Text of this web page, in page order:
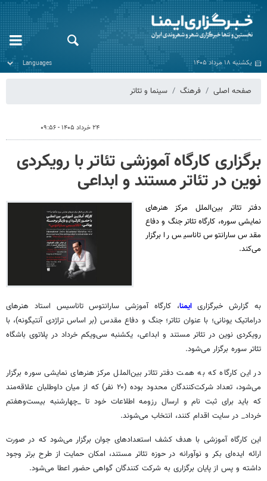
یکشنبه ۱۸ مرداد ۱۴۰۵
صفحه اصلی فرهنگ سینما و تئاتر
۲۴ خرداد ۱۴۰۵ - ۰۹:۵۶
برگزاری کارگاه آموزشی تئاتر با رویکردی
نوین در تئاتر مستند و ابداعی
دفتر تئاتر بین‌الملل مرکز هنرهای
نمایشی سوره، کارگاه تئاتر جنگ و دفاع
مقدس سارانتوس تاناسیس را برگزار
می‌کند.
به گزارش خبرگزاریایمنا، کارگاه آموزشی سارانتوس تاناسیس استاد هنرهای
دراماتیک یونانی؛ با عنوان تئاتر؛ جنگ و دفاع مقدس (بر اساس تراژدی آنتیگونه)، با
رویکردی نوین در تئاتر مستند و ابداعی، یکشنبه سی‌ویکم خرداد در پلاتوی باشگاه
تئاتر سوره برگزار می‌شود.
در این کارگاه که به همت دفتر تئاتر بین‌الملل مرکز هنرهای نمایشی سوره برگزار
می‌شود، تعداد شرکت‌کنندگان محدود بوده (۲۰ نفر) که از میان داوطلبان علاقه‌مند
که باید برای ثبت نام و ارسال رزومه اطلاعات خود تا _چهارشنبه بیست‌وهفتم
خرداد_ در سایت اقدام کنند، انتخاب می‌شوند.
این کارگاه آموزشی با هدف کشف استعدادهای جوان برگزار می‌شود که در صورت
ارائه ایده‌ای بکر و نوآورانه در حوزه تئاتر مستند، امکان حمایت از طرح برتر وجود
داشته و پس از پایان برگزاری به شرکت کنندگان گواهی حضور اعطا می‌شود.